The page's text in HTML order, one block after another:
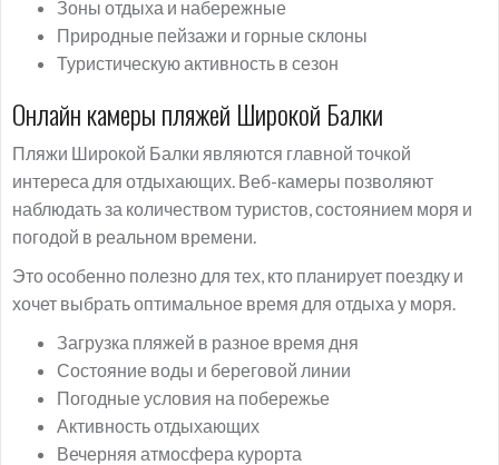
Зоны отдыха и набережные
Природные пейзажи и горные склоны
Туристическую активность в сезон
Онлайн камеры пляжей Широкой Балки
Пляжи Широкой Балки являются главной точкой
интереса для отдыхающих. Веб-камеры позволяют
наблюдать за количеством туристов, состоянием моря и
погодой в реальном времени.
Это особенно полезно для тех, кто планирует поездку и
хочет выбрать оптимальное время для отдыха у моря.
Загрузка пляжей в разное время дня
Состояние воды и береговой линии
Погодные условия на побережье
Активность отдыхающих
Вечерняя атмосфера курорта